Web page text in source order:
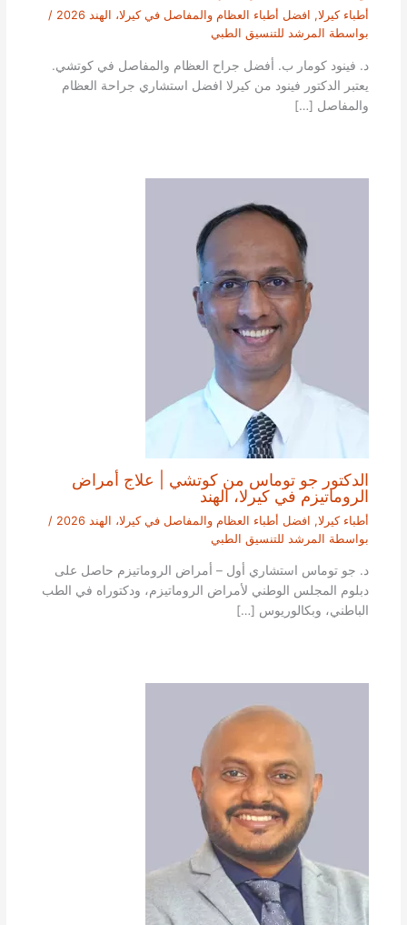
أطباء كيرلا, افضل أطباء العظام والمفاصل في كيرلا، الهند 2026
/
بواسطة المرشد للتنسيق الطبي
د. فينود كومار ب. أفضل جراح العظام والمفاصل في كوتشي.
يعتبر الدكتور فينود من كيرلا افضل استشاري جراحة العظام
والمفاصل […]
الدكتور جو توماس من كوتشي | علاج أمراض
الروماتيزم في كيرلا، الهند
أطباء كيرلا, افضل أطباء العظام والمفاصل في كيرلا، الهند 2026
/
بواسطة المرشد للتنسيق الطبي
د. جو توماس استشاري أول – أمراض الروماتيزم حاصل على
دبلوم المجلس الوطني لأمراض الروماتيزم، ودكتوراه في الطب
الباطني، وبكالوريوس […]